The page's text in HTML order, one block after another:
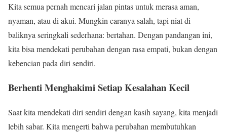
Kita semua pernah mencari jalan pintas untuk merasa aman,
nyaman, atau di akui. Mungkin caranya salah, tapi niat di
baliknya seringkali sederhana: bertahan. Dengan pandangan ini,
kita bisa mendekati perubahan dengan rasa empati, bukan dengan
kebencian pada diri sendiri.
Berhenti Menghakimi Setiap Kesalahan Kecil
Saat kita mendekati diri sendiri dengan kasih sayang, kita menjadi
lebih sabar. Kita mengerti bahwa perubahan membutuhkan